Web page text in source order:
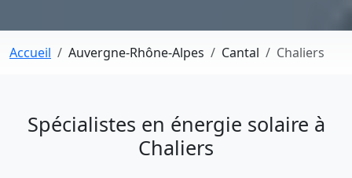
Accueil Auvergne-Rhône-Alpes Cantal Chaliers
Spécialistes en énergie solaire à
Chaliers